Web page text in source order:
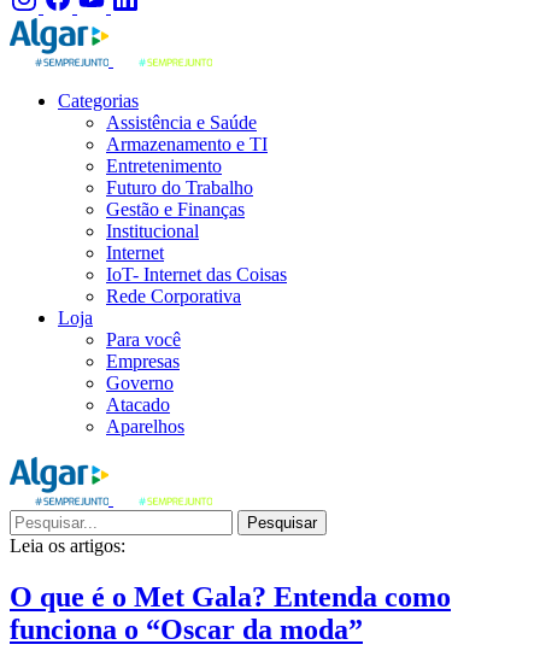
Categorias
Assistência e Saúde
Armazenamento e TI
Entretenimento
Futuro do Trabalho
Gestão e Finanças
Institucional
Internet
IoT- Internet das Coisas
Rede Corporativa
Loja
Para você
Empresas
Governo
Atacado
Aparelhos
Pesquisar
Leia os artigos:
O que é o Met Gala? Entenda como
funciona o “Oscar da moda”